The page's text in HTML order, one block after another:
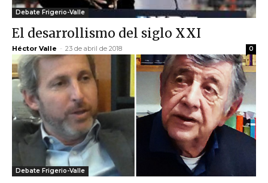
Debate Frigerio-Valle
El desarrollismo del siglo XXI
Héctor Valle - 23 de abril de 2018 0
Debate Frigerio-Valle